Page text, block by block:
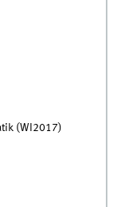
(WI2017)